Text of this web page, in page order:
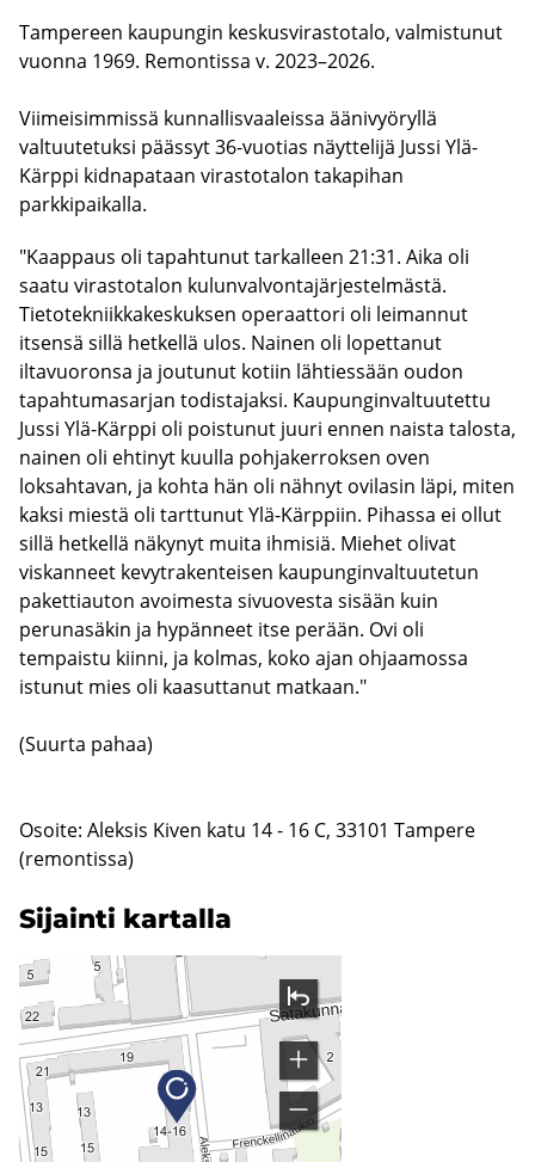
Tampereen kaupungin keskusvirastotalo, valmistunut
vuonna 1969. Remontissa v. 2023–2026.
Viimeisimmissä kunnallisvaaleissa äänivyöryllä
valtuutetuksi päässyt 36-vuotias näyttelijä Jussi Ylä-
Kärppi kidnapataan virastotalon takapihan
parkkipaikalla.
"Kaappaus oli tapahtunut tarkalleen 21:31. Aika oli
saatu virastotalon kulunvalvontajärjestelmästä.
Tietotekniikkakeskuksen operaattori oli leimannut
itsensä sillä hetkellä ulos. Nainen oli lopettanut
iltavuoronsa ja joutunut kotiin lähtiessään oudon
tapahtumasarjan todistajaksi. Kaupunginvaltuutettu
Jussi Ylä-Kärppi oli poistunut juuri ennen naista talosta,
nainen oli ehtinyt kuulla pohjakerroksen oven
loksahtavan, ja kohta hän oli nähnyt ovilasin läpi, miten
kaksi miestä oli tarttunut Ylä-Kärppiin. Pihassa ei ollut
sillä hetkellä näkynyt muita ihmisiä. Miehet olivat
viskanneet kevytrakenteisen kaupunginvaltuutetun
pakettiauton avoimesta sivuovesta sisään kuin
perunasäkin ja hypänneet itse perään. Ovi oli
tempaistu kiinni, ja kolmas, koko ajan ohjaamossa
istunut mies oli kaasuttanut matkaan."
(Suurta pahaa)
Osoite: Aleksis Kiven katu 14 - 16 C, 33101 Tampere
(remontissa)
Si­jain­ti kar­tal­la